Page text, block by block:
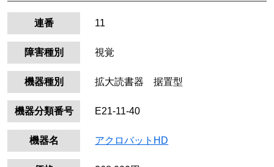
連番 11
障害種別 視覚
機器種別 拡大読書器 据置型
機器分類番号 E21-11-40
機器名 アクロバットHD